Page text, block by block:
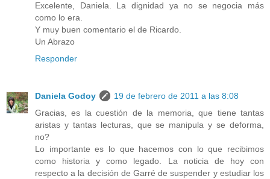
Excelente, Daniela. La dignidad ya no se negocia más
como lo era.
Y muy buen comentario el de Ricardo.
Un Abrazo
Responder
Daniela Godoy
19 de febrero de 2011 a las 8:08
Gracias, es la cuestión de la memoria, que tiene tantas
aristas y tantas lecturas, que se manipula y se deforma,
no?
Lo importante es lo que hacemos con lo que recibimos
como historia y como legado. La noticia de hoy con
respecto a la decisión de Garré de suspender y estudiar los